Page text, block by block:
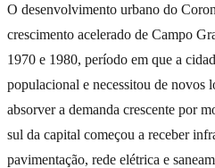
O desenvolvimento urbano do
crescimento acelerado de Campo
1970 e 1980, período em que a
populacional e necessitou de novos
absorver a demanda crescente por
sul da capital começou a receber
pavimentação, rede elétrica e